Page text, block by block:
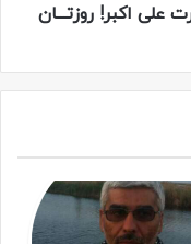
علی اکبر! روزتـــان